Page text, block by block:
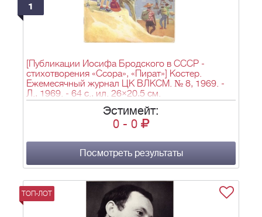
1
[Публикации Иосифа Бродского в СССР -
стихотворения «Ссора», «Пират»] Костер.
Ежемесячный журнал ЦК ВЛКСМ. № 8, 1969. -
Л., 1969. - 64 с., ил. 26×20,5 см.
Эстимейт:
0 - 0
Посмотреть результаты
ТОП-ЛОТ